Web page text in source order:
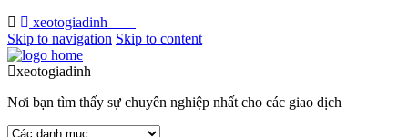
xeotogiadinh
Skip to navigation Skip to content
xeotogiadinh
Nơi bạn tìm thấy sự chuyên nghiệp nhất cho các giao dịch